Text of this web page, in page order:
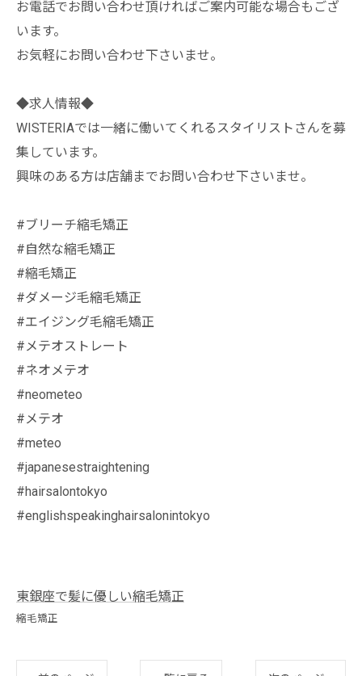
お電話でお問い合わせ頂ければご案内可能な場合もござ
います。
お気軽にお問い合わせ下さいませ。
◆求人情報◆
WISTERIAでは一緒に働いてくれるスタイリストさんを募
集しています。
興味のある方は店舗までお問い合わせ下さいませ。
#ブリーチ縮毛矯正
#自然な縮毛矯正
#縮毛矯正
#ダメージ毛縮毛矯正
#エイジング毛縮毛矯正
#メテオストレート
#ネオメテオ
#neometeo
#メテオ
#meteo
#japanesestraightening
#hairsalontokyo
#englishspeakinghairsalonintokyo
東銀座で髪に優しい縮毛矯正
縮毛矯正